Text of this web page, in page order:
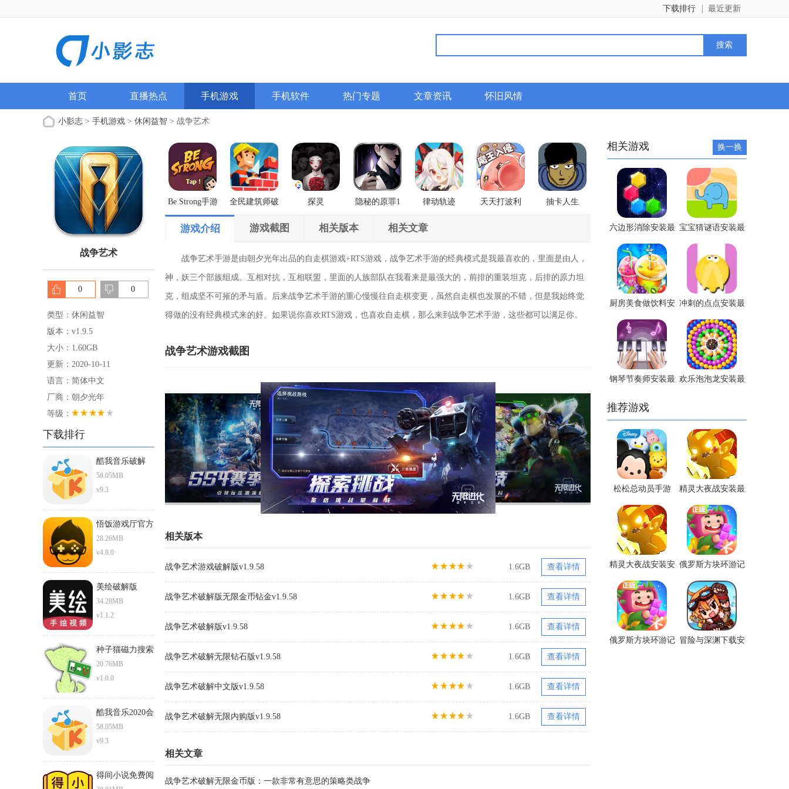
最近更新
下载排行
首页 直播热点 手机游戏 手机软件 热门专题 文章资讯 怀旧风情
小影志 > 手机游戏 > 休闲益智 > 战争艺术
战争艺术
0 0
类型：休闲益智
版本：v1.9.5
大小：1.60GB
更新：2020-10-11
语言：简体中文
厂商：朝夕光年
等级：
下载排行
酷我音乐破解
ios直装版
58.05MB
v9.3
悟饭游戏厅官方
正版下载安卓版
28.26MB
v4.8.0
美绘破解版
34.28MB
v1.1.2
种子猫磁力搜索
torrentkitty
20.76MB
v1.0.0
酷我音乐2020会
员破解版
58.05MB
v9.3
得间小说免费阅
Be Strong手游
全民建筑师破
探灵
隐秘的原罪1
律动轨迹
天天打波利 抽卡人生
游戏介绍 游戏截图 相关版本 相关文章
战争艺术手游是由朝夕光年出品的自走棋游戏+RTS游戏，战争艺术手游的经典模式是我最喜欢的，里面是由人，
神，妖三个部族组成。互相对抗，互相联盟，里面的人族部队在我看来是最强大的，前排的重装坦克，后排的原力坦
克，组成坚不可摧的矛与盾。后来战争艺术手游的重心慢慢往自走棋变更，虽然自走棋也发展的不错，但是我始终觉
得做的没有经典模式来的好。如果说你喜欢RTS游戏，也喜欢自走棋，那么来到战争艺术手游，这些都可以满足你。
战争艺术游戏截图
相关版本
战争艺术游戏破解版v1.9.58 1.6GB 查看详情
战争艺术破解版无限金币钻金v1.9.58 1.6GB 查看详情
战争艺术破解版v1.9.58 1.6GB 查看详情
战争艺术破解无限钻石版v1.9.58 1.6GB 查看详情
战争艺术破解中文版v1.9.58 1.6GB 查看详情
战争艺术破解无限内购版v1.9.58 1.6GB 查看详情
相关文章
战争艺术破解无限金币版：一款非常有意思的策略类战争
相关游戏 换一换
六边形消除安装最
新版
宝宝猜谜语安装最
厨房美食做饮料安
装最新版
冲刺的点点安装最
新版
钢琴节奏师安装最 欢乐泡泡龙安装最
推荐游戏
松松总动员手游
精灵大夜战安装最
新版
精灵大夜战安装安
卓版
俄罗斯方块环游记
下载安装最新版
俄罗斯方块环游记 冒险与深渊下载安